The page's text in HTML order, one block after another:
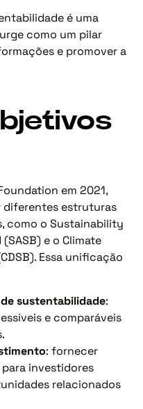
é uma
como um pilar
e promover a
em 2021,
diferentes estruturas
como o Sustainability
e o Climate
Essa unificação
sustentabilidade:
e comparáveis
: fornecer
investidores
relacionados